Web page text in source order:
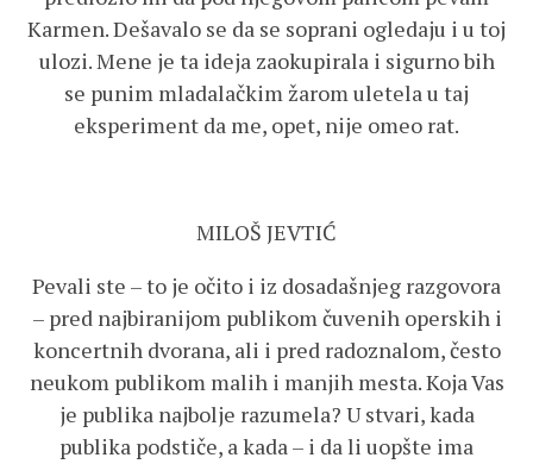
Karmen. Dešavalo se da se soprani ogledaju i u toj
ulozi. Mene je ta ideja zaokupirala i sigurno bih
se punim mladalačkim žarom uletela u taj
eksperiment da me, opet, nije omeo rat.
MILOŠ JEVTIĆ
Pevali ste – to je očito i iz dosadašnjeg razgovora
– pred najbiranijom publikom čuvenih operskih i
koncertnih dvorana, ali i pred radoznalom, često
neukom publikom malih i manjih mesta. Koja Vas
je publika najbolje razumela? U stvari, kada
publika podstiče, a kada – i da li uopšte ima